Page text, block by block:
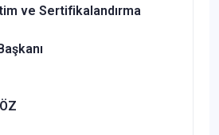
ve Sertifikalandırma